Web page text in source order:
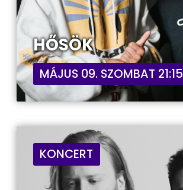
HŐSÖK
MÁJUS 09. SZOMBAT 21:15
KONCERT